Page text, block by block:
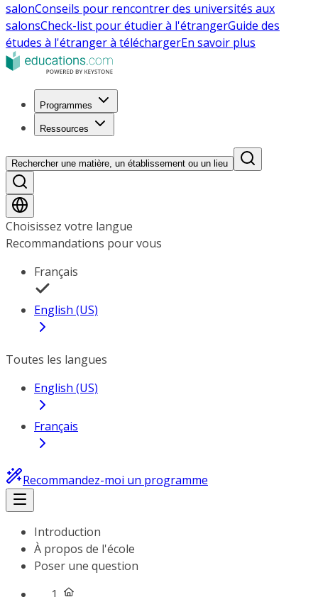
salonConseils pour rencontrer des universités aux
salonsCheck-list pour étudier à l'étrangerGuide des
études à l'étranger à téléchargerEn savoir plus
Programmes
Ressources
Rechercher une matière, un établissement ou un lieu
Choisissez votre langue
Recommandations pour vous
Français
English (US)
Toutes les langues
English (US)
Français
Recommandez-moi un programme
Introduction
À propos de l'école
Poser une question